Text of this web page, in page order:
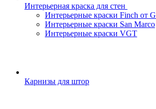
Интерьерная краска для стен
Интерьерные краски Finch от
Интерьерные краски San Marco
Интерьерные краски VGT
Карнизы для штор